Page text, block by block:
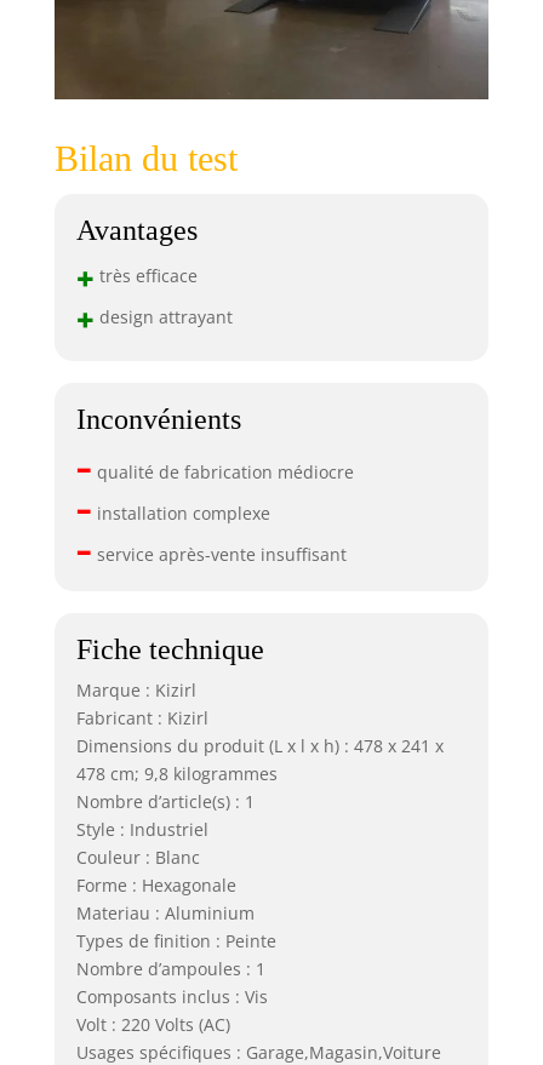
Bilan du test
Avantages
+ très efficace
+ design attrayant
Inconvénients
– qualité de fabrication médiocre
– installation complexe
– service après-vente insuffisant
Fiche technique
Marque : Kizirl
Fabricant : Kizirl
Dimensions du produit (L x l x h) : 478 x 241 x
478 cm; 9,8 kilogrammes
Nombre d’article(s) : 1
Style : Industriel
Couleur : Blanc
Forme : Hexagonale
Materiau : Aluminium
Types de finition : Peinte
Nombre d’ampoules : 1
Composants inclus : Vis
Volt : 220 Volts (AC)
Usages spécifiques : Garage,Magasin,Voiture